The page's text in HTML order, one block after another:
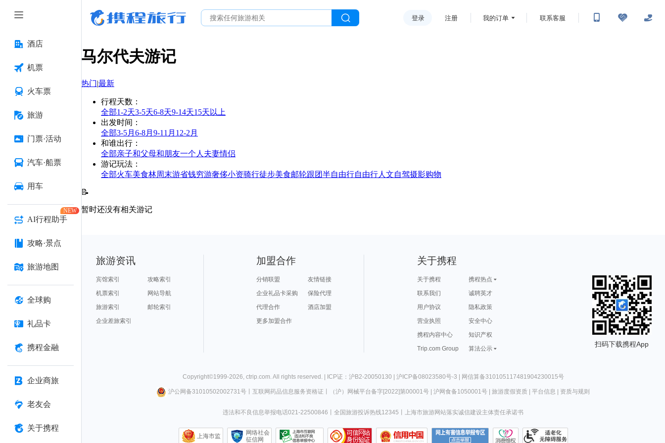
酒店
机票
火车票
旅游
门票·活动
汽车·船票
用车
AI行程助手
NEW
攻略·景点
旅游地图
全球购
礼品卡
携程金融
企业商旅
老友会
关于携程
登录 注册 我的订单 联系客服
马尔代夫游记
热门|最新
行程天数 ：
全部1-2天3-5天6-8天9-14天15天以上
出发时间 ：
全部3-5月 6-8月 9-11月 12-2月
和谁出行 ：
全部亲子和父母和朋友一个人 夫妻情侣
游记玩法 ：
全部火车美食林周末游省钱穷游奢侈小资骑行徒步美食邮轮跟团半自由行自由行人文自驾摄影购物
📝
暂时还没有相关游记
旅游资讯
宾馆索引
攻略索引
机票索引
网站导航
旅游索引
邮轮索引
企业差旅索引
加盟合作
分销联盟
友情链接
企业礼品卡采购
保险代理
代理合作
酒店加盟
更多加盟合作
关于携程
关于携程
携程热点
联系我们
诚聘英才
用户协议
隐私政策
营业执照
安全中心
携程内容中心
知识产权
Trip.com Group
算法公示
扫码下载携程App
Copyright©1999-2026, ctrip.com. All rights reserved. | ICP证：沪B2-20050130 | 沪ICP备08023580号-3 | 网信算备310105117481904230015号
沪公网备31010502002731号丨 互联网药品信息服务资格证 （沪）网械平台备字[2022]第00001号| 沪网食备1050001号| 旅游度假资质| 平台信息 资质与规则
违法和不良信息举报电话021-22500846 全国旅游投诉热线12345 上海市旅游网站落实诚信建设主体责任承诺书
上海市监
网络社会
征信网